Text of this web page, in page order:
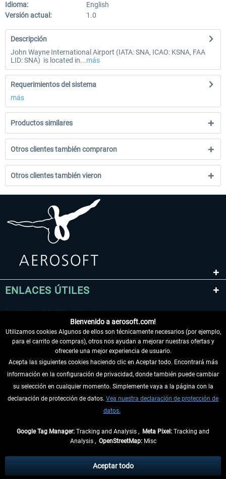
Idioma:
English
Versión actual:
1.0
Descripción
John Wayne International Airport (IATA: SNA, ICAO: KSNA, FAA
LID: SNA) is located in...más
Requerimientos del sistema
más
Productos similares
Otros clientes también compraron
Otros clientes también vieron
ENLACES ÚTILES
DESISTIR DEL CONTRATO
INFORMACIÓN
tasas de recepción si no se describe lo contrario
** De aplicación a envíos dentro de Alemania. Los plazos de envío para los
Bienvenido a aerosoft.com!
Utilizamos cookies Algunos de ellos son técnicamente necesarios (por ejemplo,
para el carrito de compras), otros nos ayudan a mejorar nuestras ofertas y
ofrecerle una mejor experiencia de usuario.
Acepta las siguientes cookies haciendo clic en Aceptar todo. Encontrará más
información en la configuración de privacidad, donde también puede cambiar
su selección en cualquier momento. Simplemente vaya a la página con la
declaración de protección de datos. Vea nuestra declaración de protección de
datos.
Google Tag Manager: Tracking and Analysis , Meta Pixel: Tracking and
Analysis , OpenStreetMap:Misc
Aceptar todo